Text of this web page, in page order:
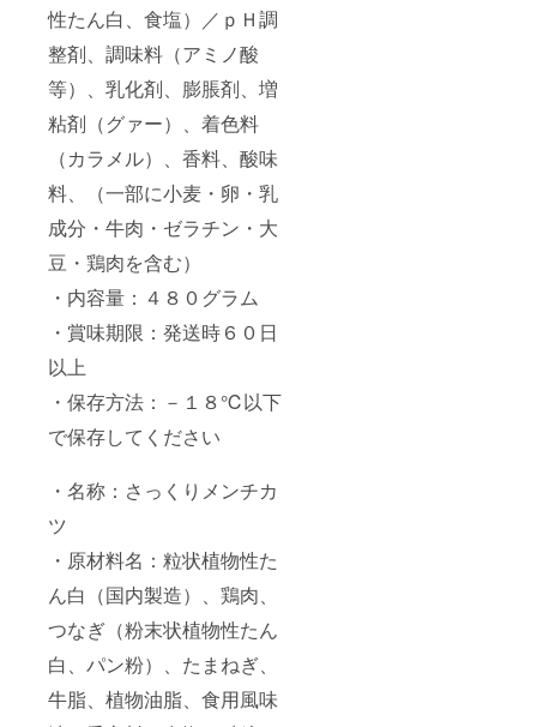
性たん白、食塩）／ｐＨ調
整剤、調味料（アミノ酸
等）、乳化剤、膨脹剤、増
粘剤（グァー）、着色料
（カラメル）、香料、酸味
料、（一部に小麦・卵・乳
成分・牛肉・ゼラチン・大
豆・鶏肉を含む）
・内容量：４８０グラム
・賞味期限：発送時６０日
以上
・保存方法：－１８℃以下
で保存してください
・名称：さっくりメンチカ
ツ
・原材料名：粒状植物性た
ん白（国内製造）、鶏肉、
つなぎ（粉末状植物性たん
白、パン粉）、たまねぎ、
牛脂、植物油脂、食用風味